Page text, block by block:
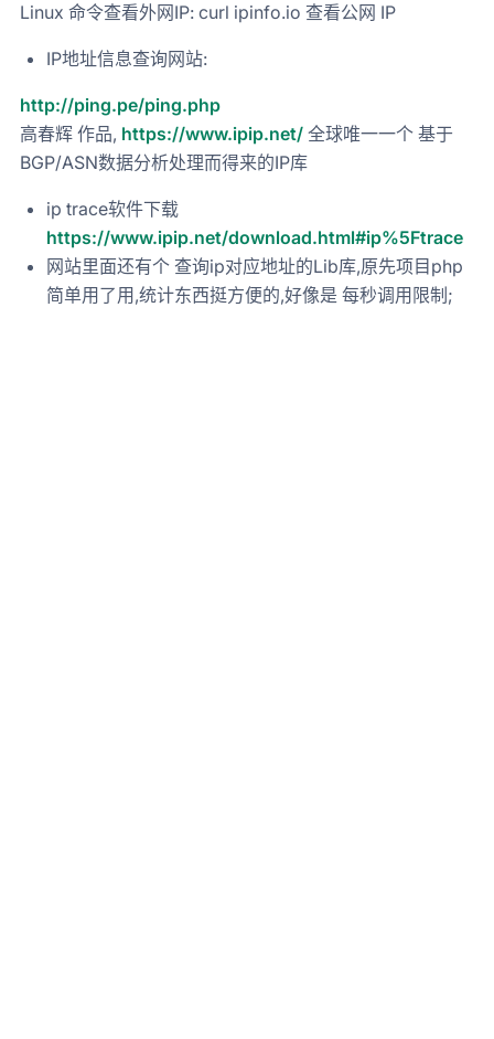
Linux 命令查看外网IP: curl ipinfo.io 查看公网 IP
IP地址信息查询网站:
http://ping.pe/ping.php
高春辉 作品, https://www.ipip.net/ 全球唯一一个 基于
BGP/ASN数据分析处理而得来的IP库
ip trace软件下载
https://www.ipip.net/download.html#ip%5Ftrace
网站里面还有个 查询ip对应地址的Lib库,原先项目php
简单用了用,统计东西挺方便的,好像是 每秒调用限制;